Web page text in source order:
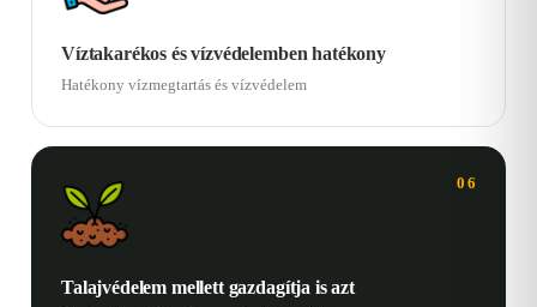
Víztakarékos és vízvédelemben hatékony
Hatékony vízmegtartás és vízvédelem
06
Talajvédelem mellett gazdagítja is azt